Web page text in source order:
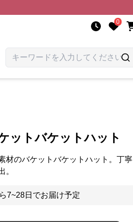
0
ットバケットハット
材のバケットバケットハット。丁寧
。
7~28日でお届け予定